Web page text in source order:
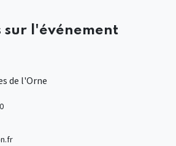
sur l'événement
de l'Orne